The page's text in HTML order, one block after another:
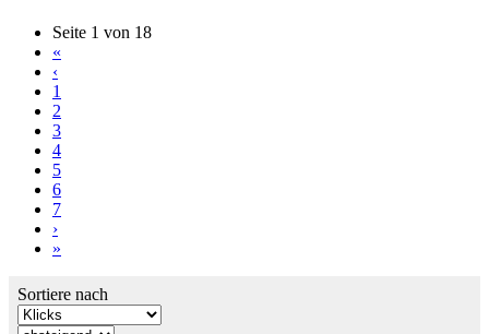
Seite 1 von 18
«
‹
1
2
3
4
5
6
7
›
»
Sortiere nach